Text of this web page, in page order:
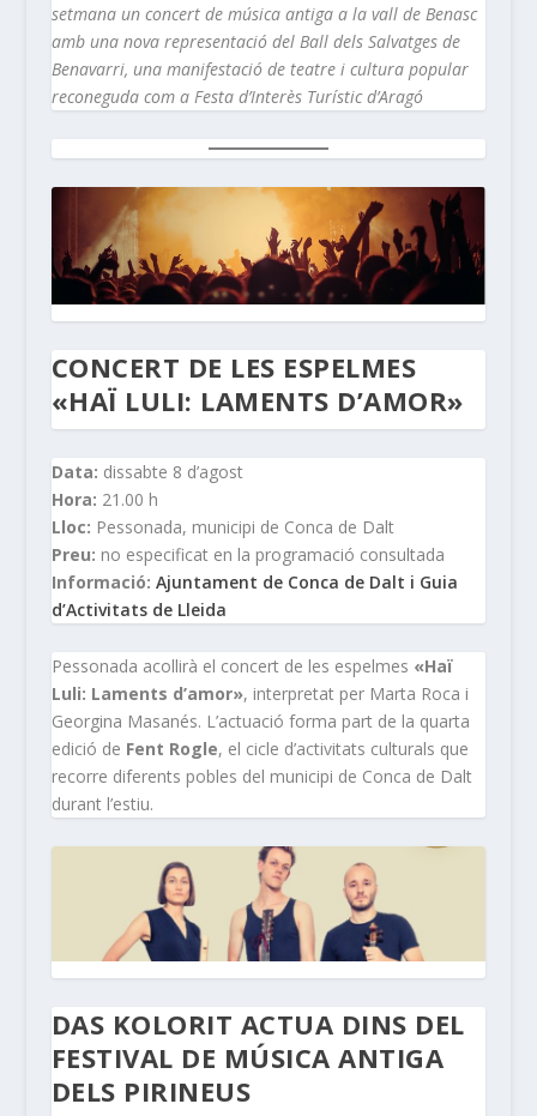
setmana un concert de música antiga a la vall de Benasc
amb una nova representació del Ball dels Salvatges de
Benavarri, una manifestació de teatre i cultura popular
reconeguda com a Festa d’Interès Turístic d’Aragó
CONCERT DE LES ESPELMES
«HAÏ LULI: LAMENTS D’AMOR»
Data: dissabte 8 d’agost
Hora: 21.00 h
Lloc: Pessonada, municipi de Conca de Dalt
Preu: no especificat en la programació consultada
Informació: Ajuntament de Conca de Dalt i Guia
d’Activitats de Lleida
Pessonada acollirà el concert de les espelmes «Haï
Luli: Laments d’amor», interpretat per Marta Roca i
Georgina Masanés. L’actuació forma part de la quarta
edició de Fent Rogle, el cicle d’activitats culturals que
recorre diferents pobles del municipi de Conca de Dalt
durant l’estiu.
DAS KOLORIT ACTUA DINS DEL
FESTIVAL DE MÚSICA ANTIGA
DELS PIRINEUS